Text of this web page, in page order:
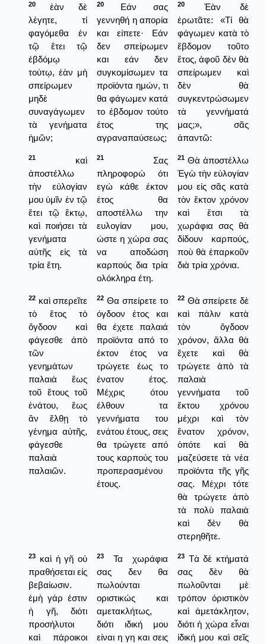
20
ἐὰν δὲ
λέγητε, τί
φαγόμεθα ἐν
τῷ ἔτει τῷ
ἑβδόμῳ
τούτῳ, ἐὰν μὴ
σπείρωμεν
μηδὲ
συναγάγωμεν
τὰ γενήματα
ἡμῶν;
20
Εάν σας
γεννηθή η απορία
και είπετε· Εάν
δεν σπείρωμεν
και εάν δεν
συγκομίσωμεν τα
προϊόντα ημών, τι
θα φάγωμεν κατά
το έβδομον τούτο
έτος της
αγραναπαύσεως;
20
Ἐὰν δὲ
ἐρωτᾶτε: «Τί θὰ
φάγωμεν κατὰ τὸ
ἕβδομον τοῦτο
ἔτος, ἀφοῦ δὲν θὰ
σπείρωμεν καὶ
δὲν θὰ
συγκεντρώσωμεν
τὰ γεννήματά
μας;», σᾶς
ἀπαντῶ:
21
καὶ
ἀποστέλλω
τὴν εὐλογίαν
μου ὑμῖν ἐν τῷ
ἔτει τῷ ἕκτῳ,
καὶ ποιήσει τὰ
γενήματα
αὐτῆς εἰς τὰ
τρία ἔτη.
21
Σας
πληροφορώ ότι
εγώ κάθε έκτον
έτος θα
αποστέλλω την
ευλογίαν μου,
ώστε η χώρα σας
να αποδώση
καρπούς δια τρία
ολόκληρα έτη.
21 Θὰ ἀποστέλλω
Ἐγὼ τὴν εὐλογίαν
μου εἰς σᾶς κατὰ
τὸν ἕκτον χρόνον
καὶ ἔτσι τὰ
χωράφια σας θὰ
δίδουν καρπούς,
ποὺ θὰ ἐπαρκοῦν
διὰ τρία χρόνια.
22 καὶ σπερεῖτε
τὸ ἔτος τὸ
ὄγδοον καὶ
φάγεσθε ἀπὸ
τῶν
γενημάτων
παλαιὰ ἕως
τοῦ ἔτους τοῦ
ἐνάτου, ἕως
ἂν ἔλθῃ τὸ
γένημα αὐτῆς,
φάγεσθε
παλαιὰ
παλαιῶν.
22 Θα σπείρετε το
όγδοον έτος και
θα έχετε παλαιά
προϊόντα από το
έκτον έτος να
τρώγετε έως το
ένατον έτος.
Μέχρις ότου
έλθουν τα
γεννήματα του
ενάτου έτους, σεις
θα τρώγετε από
τους καρπούς του
προπερασμένου
έτους.
22 Θὰ σπείρετε δὲ
καὶ πάλιν κατὰ
τὸν ὄγδοον
χρόνον, ἄλλα θὰ
ἔχετε καὶ θὰ
τρώγετε ἀπὸ τὰ
παλαιὰ
γεννήματα τοῦ
ἕκτου χρόνου
μέχρι καὶ τὸν
ἔνατον χρόνον,
ὁπότε καὶ θὰ
μαζεύσετε τὰ νέα
προϊόντα τῆς γῆς
σας. Μέχρι τότε
θὰ τρώγετε ἀπὸ
τὰ πολὺ παλαιὰ
καὶ δὲν θὰ
στερηθῆτε.
23
καὶ ἡ γῆ οὐ
πραθήσεται εἰς
βεβαίωσιν.
ἐμὴ γάρ ἐστιν
ἡ γῆ, διότι
προσήλυτοι
καὶ πάροικοι
23
Τα χωράφια
σας δεν θα
πωλούνται
οριστικώς και
αμετακλήτως,
διότι ιδική μου
είναι η γη και σεις
23 Τὰ δὲ κτήματά
σας δὲν θὰ
πωλοῦνται μὲ
τρόπον ὁριστικὸν
καὶ ἀμετάκλητον,
διότι ἡ χώρα εἶναι
ἰδική μου καὶ σεῖς